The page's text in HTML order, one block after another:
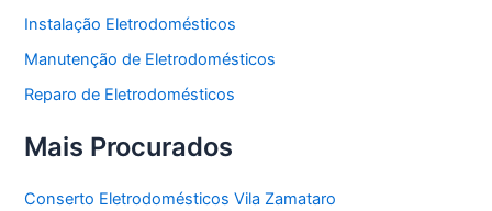
Instalação Eletrodomésticos
Manutenção de Eletrodomésticos
Reparo de Eletrodomésticos
Mais Procurados
Conserto Eletrodomésticos Vila Zamataro